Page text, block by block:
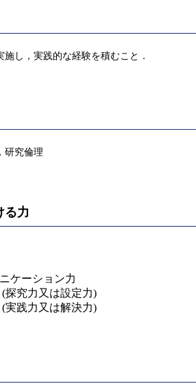
施し，実践的な経験を積むこと．
研究倫理
る力
ケーション力
(探究力又は設定力)
(実践力又は解決力)